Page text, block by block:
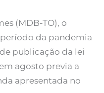
(MDB-TO), o
da pandemia
publicação da lei
agosto previa a
apresentada no